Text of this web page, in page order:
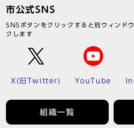
市公式SNS
SNSボタンをクリックすると別ウィンド
クします
X(旧Twitter) YouTube
組織一覧